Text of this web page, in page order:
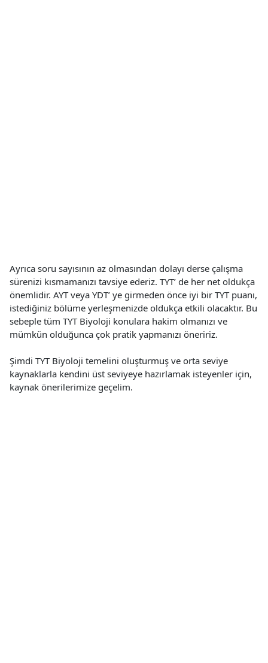
Ayrıca soru sayısının az olmasından dolayı derse çalışma
sürenizi kısmamanızı tavsiye ederiz. TYT’ de her net oldukça
önemlidir. AYT veya YDT’ ye girmeden önce iyi bir TYT puanı,
istediğiniz bölüme yerleşmenizde oldukça etkili olacaktır. Bu
sebeple tüm TYT Biyoloji konulara hakim olmanızı ve
mümkün olduğunca çok pratik yapmanızı öneririz.
Şimdi TYT Biyoloji temelini oluşturmuş ve orta seviye
kaynaklarla kendini üst seviyeye hazırlamak isteyenler için,
kaynak önerilerimize geçelim.